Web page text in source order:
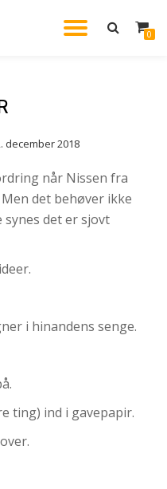
FLIP
0
december 2018
når Nissen fra
det behøver ikke
det er sjovt
i hinandens senge.
ting) ind i gavepapir.